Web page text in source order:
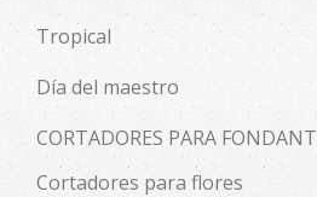
Tropical
Día del maestro
CORTADORES PARA FONDANT
Cortadores para flores